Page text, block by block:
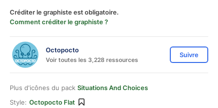
Créditer le graphiste est obligatoire.
Comment créditer le graphiste ?
Octopocto
Voir toutes les 3,228 ressources
Suivre
Plus d'icônes du pack Situations And Choices
Style: Octopocto Flat